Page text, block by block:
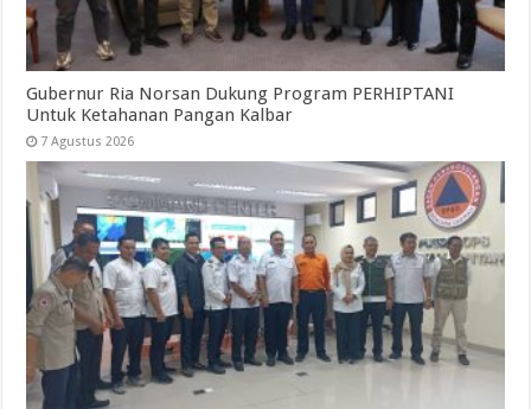
Gubernur Ria Norsan Dukung Program PERHIPTANI
Untuk Ketahanan Pangan Kalbar
7 Agustus 2026